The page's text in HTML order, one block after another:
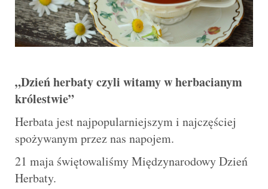
„Dzień herbaty czyli witamy w herbacianym
królestwie”
Herbata jest najpopularniejszym i najczęściej
spożywanym przez nas napojem.
21 maja świętowaliśmy Międzynarodowy Dzień
Herbaty.